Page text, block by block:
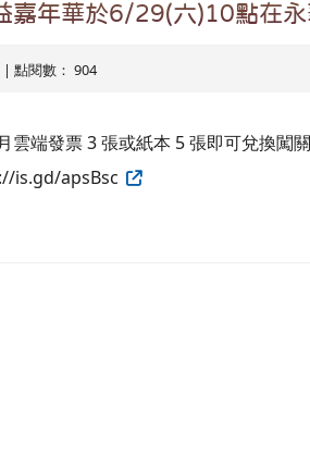
嘉年華於6/29(六)10點在永
| 點閱數： 904
雲端發票 3 張或紙本 5 張即可兌換闖
is.gd/apsBsc